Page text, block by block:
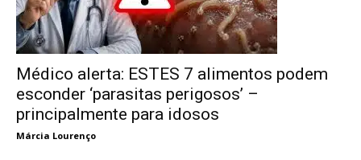
Médico alerta: ESTES 7 alimentos podem
esconder ‘parasitas perigosos’ –
principalmente para idosos
Márcia Lourenço